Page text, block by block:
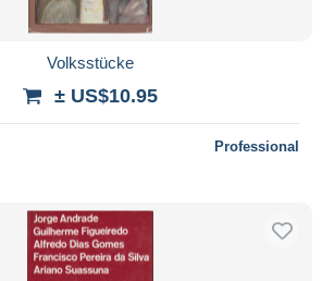
Volksstücke
± US$10.95
Professional